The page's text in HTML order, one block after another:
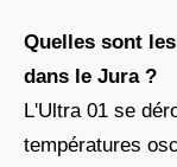
Quelles sont
dans le Jura ?
L'Ultra 01 se
températures